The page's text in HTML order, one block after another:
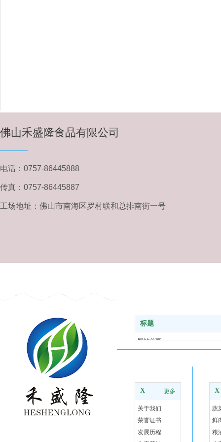
佛山禾盛隆食品有限公司
电话：0757-86445888
传真：0757-86445887
工场地址：佛山市南海区罗村联和总排南街一号
标题
网站首页
合作伙伴
联系我们
X 更多
关于我们
荣誉证书
发展历程
X
蔬
鲜
粮